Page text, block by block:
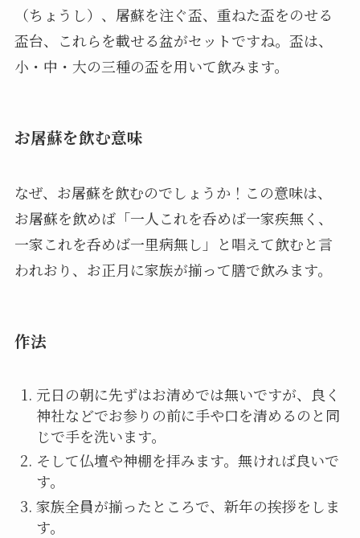
（ちょうし）、屠蘇を注ぐ盃、重ねた盃をのせる
盃台、これらを載せる盆がセットですね。盃は、
小・中・大の三種の盃を用いて飲みます。
お屠蘇を飲む意味
なぜ、お屠蘇を飲むのでしょうか！この意味は、
お屠蘇を飲めば「一人これを呑めば一家疾無く、
一家これを呑めば一里病無し」と唱えて飲むと言
われおり、お正月に家族が揃って膳で飲みます。
作法
元日の朝に先ずはお清めでは無いですが、良く
神社などでお参りの前に手や口を清めるのと同
じで手を洗います。
そして仏壇や神棚を拝みます。無ければ良いで
す。
家族全員が揃ったところで、新年の挨拶をしま
す。